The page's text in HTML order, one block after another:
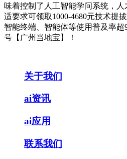
味着控制了人工智能学问系统，
适要求可领取1000-4680元技术提
智能终端、智能体等使用普及率超
号【广州当地宝】！
关于我们
ai资讯
ai应用
联系我们